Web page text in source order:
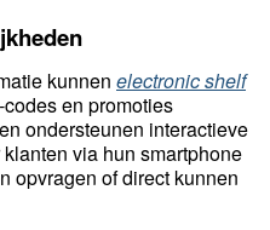
kunnen electronic shelf
en promoties
ondersteunen interactieve
via hun smartphone
opvragen of direct kunnen